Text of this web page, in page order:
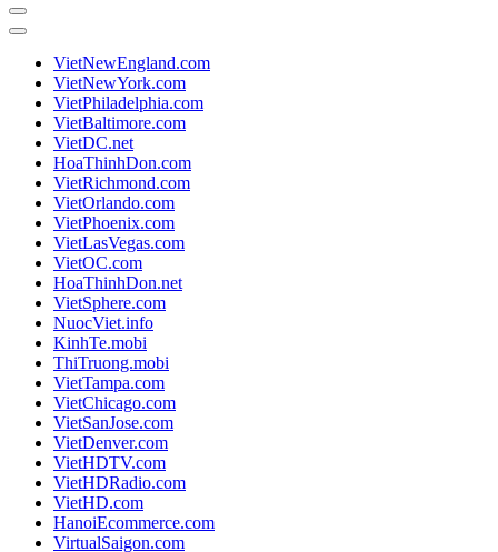
VietNewEngland.com
VietNewYork.com
VietPhiladelphia.com
VietBaltimore.com
VietDC.net
HoaThinhDon.com
VietRichmond.com
VietOrlando.com
VietPhoenix.com
VietLasVegas.com
VietOC.com
HoaThinhDon.net
VietSphere.com
NuocViet.info
KinhTe.mobi
ThiTruong.mobi
VietTampa.com
VietChicago.com
VietSanJose.com
VietDenver.com
VietHDTV.com
VietHDRadio.com
VietHD.com
HanoiEcommerce.com
VirtualSaigon.com